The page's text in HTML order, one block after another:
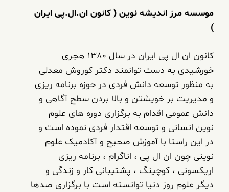
موسسه مرز اندیشه نوین ( کانون ان.ال.پی ایران
)
کانون ان ال پی ایران در سال 1380 هجری
خورشیدی به دست توانمند دکتر کوروش معدلی
به منظور توسعه دانش فردی در حوزه برنامه ریزی
و مدیریت بر خویشتن و بالا بردن سطح آگاهی و
دانش عمومی اقدام به برگزاری دوره های علوم
نوین انسانی و توسعه اقتدار فردی نموده است و
در این راستا با آموزش صحیح و آکادمیک علوم
نوینی چون ان ال پی ، اناگرام ، برنامه ریزی
اریکسونی ، کوچینگ ، پشتیبانی کار و زندگی و
دیگر علوم روز دنیا توانسته است با برگزاری صدها